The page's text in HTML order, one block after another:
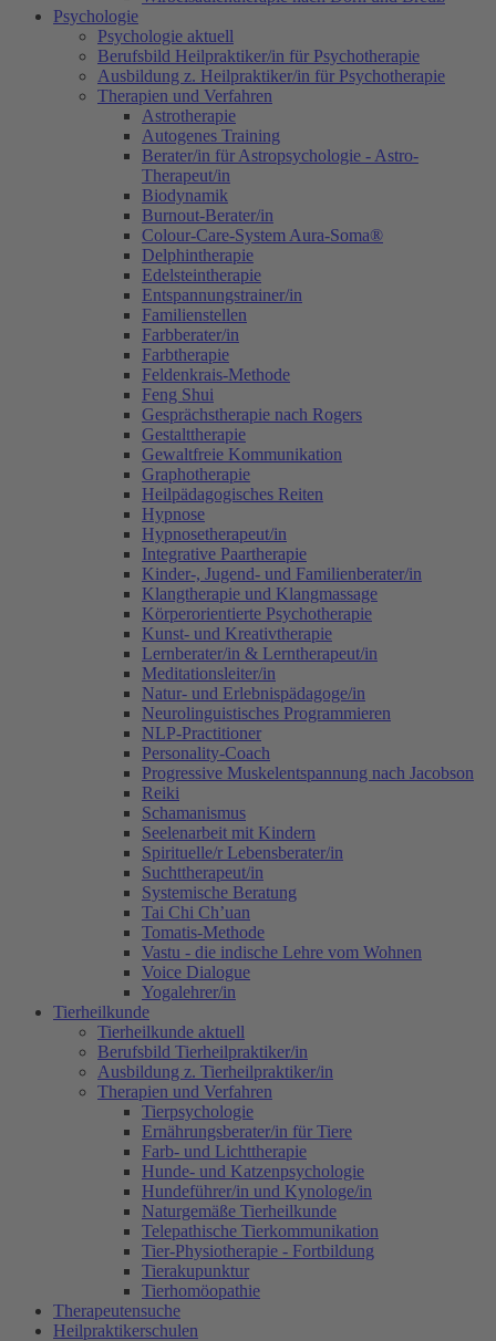
Psychologie
Psychologie aktuell
Berufsbild Heilpraktiker/in für Psychotherapie
Ausbildung z. Heilpraktiker/in für Psychotherapie
Therapien und Verfahren
Astrotherapie
Autogenes Training
Berater/in für Astropsychologie - Astro-
Therapeut/in
Biodynamik
Burnout-Berater/in
Colour-Care-System Aura-Soma®
Delphintherapie
Edelsteintherapie
Entspannungstrainer/in
Familienstellen
Farbberater/in
Farbtherapie
Feldenkrais-Methode
Feng Shui
Gesprächstherapie nach Rogers
Gestalttherapie
Gewaltfreie Kommunikation
Graphotherapie
Heilpädagogisches Reiten
Hypnose
Hypnosetherapeut/in
Integrative Paartherapie
Kinder-, Jugend- und Familienberater/in
Klangtherapie und Klangmassage
Körperorientierte Psychotherapie
Kunst- und Kreativtherapie
Lernberater/in & Lerntherapeut/in
Meditationsleiter/in
Natur- und Erlebnispädagoge/in
Neurolinguistisches Programmieren
NLP-Practitioner
Personality-Coach
Progressive Muskelentspannung nach Jacobson
Reiki
Schamanismus
Seelenarbeit mit Kindern
Spirituelle/r Lebensberater/in
Suchttherapeut/in
Systemische Beratung
Tai Chi Ch’uan
Tomatis-Methode
Vastu - die indische Lehre vom Wohnen
Voice Dialogue
Yogalehrer/in
Tierheilkunde
Tierheilkunde aktuell
Berufsbild Tierheilpraktiker/in
Ausbildung z. Tierheilpraktiker/in
Therapien und Verfahren
Tierpsychologie
Ernährungsberater/in für Tiere
Farb- und Lichttherapie
Hunde- und Katzenpsychologie
Hundeführer/in und Kynologe/in
Naturgemäße Tierheilkunde
Telepathische Tierkommunikation
Tier-Physiotherapie - Fortbildung
Tierakupunktur
Tierhomöopathie
Therapeutensuche
Heilpraktikerschulen